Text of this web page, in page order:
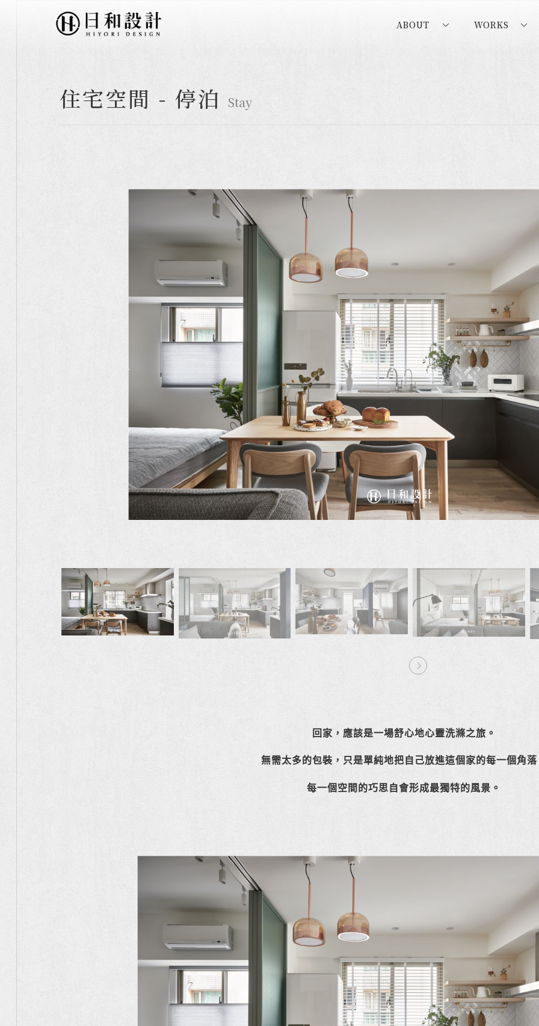
ABOUT WORKS
住宅空間 - 停泊 Stay
Ne
xt
回家，應該是一場舒心地心靈洗滌之旅。
無需太多的包裝，只是單純地把自己放進這個家的每一個角落
每一個空間的巧思自會形成最獨特的風景。